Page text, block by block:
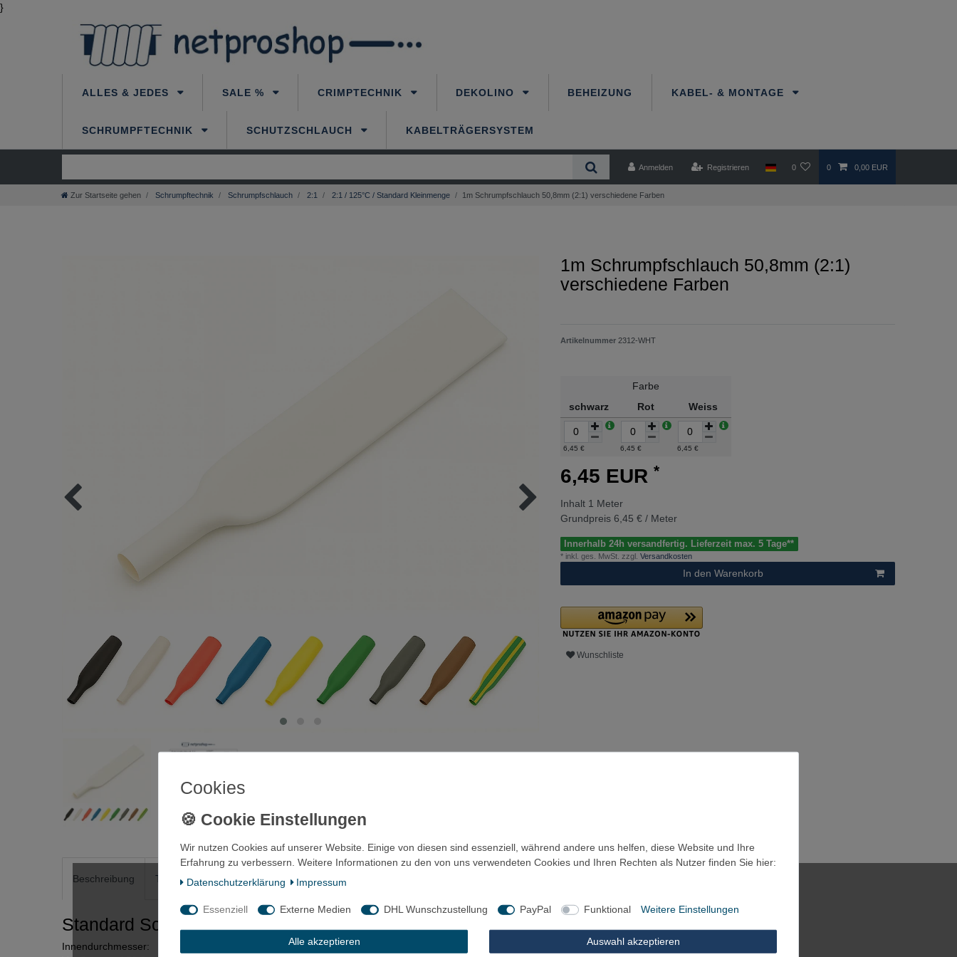
}
ALLES & JEDES SALE % CRIMPTECHNIK DEKOLINO BEHEIZUNG KABEL- & MONTAGE
SCHRUMPFTECHNIK SCHUTZSCHLAUCH KABELTRÄGERSYSTEM
Anmelden Registrieren 0 0 0,00 EUR
Zur Startseite gehen Schrumpftechnik Schrumpfschlauch 2:1 2:1 / 125°C / Standard Kleinmenge 1m Schrumpfschlauch 50,8mm (2:1) verschiedene Farben
Beschreibung Technische Daten Weitere Details Fragen?
Standard Schrumpfschlauch BEC1 Größe 50,8mm 1 Meter
Innendurchmesser:
1m Schrumpfschlauch 50,8mm (2:1)
verschiedene Farben
Artikelnummer 2312-WHT
Farbe
schwarz
Rot Weiss
6,45 € 6,45 € 6,45 €
6,45 EUR *
Inhalt 1 Meter
Grundpreis 6,45 € / Meter
Innerhalb 24h versandfertig. Lieferzeit max. 5 Tage**
* inkl. ges. MwSt. zzgl. Versandkosten
In den Warenkorb
Wunschliste
Cookies
Wir nutzen Cookies auf unserer Website. Einige von diesen sind essenziell, während andere uns helfen, diese Website und Ihre
Erfahrung zu verbessern. Weitere Informationen zu den von uns verwendeten Cookies und Ihren Rechten als Nutzer finden Sie hier:
Daten­schutz­erklärung
Impressum
Essenziell Externe Medien DHL Wunschzustellung PayPal Funktional Weitere Einstellungen
Alle akzeptieren Auswahl akzeptieren